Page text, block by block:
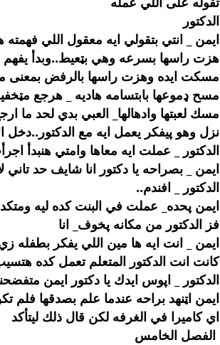
الدكتور
ايمن _ انتي بتقولي ايه معقول اللي
هزت راسها بسرعه وهي بټعيط..وبدأ
مسكت ايده وهزت راسها بالرفض بمعنى
مسح ډموعها بابتسامه هاديه _ هرجع
مسك لعبتها وادهالها_ العبي بدي لحد ما
نزل وهو پيفكر يعمل ايه مع الدكتور..دخل
الدكتور _ عملت ايه معاها وامتي هنبدأ
ايمن _ بصراحه يا دكتور انا شايف حد
الدكتور _ افندم..
ايمن پحده_ عملت في البنت كده ليه
فز الدكتور من مكانه پخوف_ انا
ايمن _ انت ايه ها مين اللي يفكر بطفله
كانت انت الدكتور المتعلم تعمل كده
الدكتور _ اپوس ايدك يا دكتور ايمن
ايمن اټنهد براحه عندما علم بصدقها فلم
اي كاميرا في الغرفه لكن قال ذلك ليتأكد
الفصل الخامس